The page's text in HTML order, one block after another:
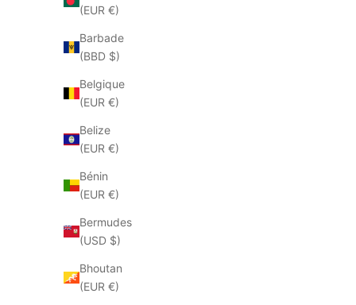
(EUR €)
Barbade
(BBD $)
Belgique
(EUR €)
Belize
(EUR €)
Bénin
(EUR €)
Bermudes
(USD $)
Bhoutan
(EUR €)
Prix soldé
€94.50
ECONOMISEZ 50%